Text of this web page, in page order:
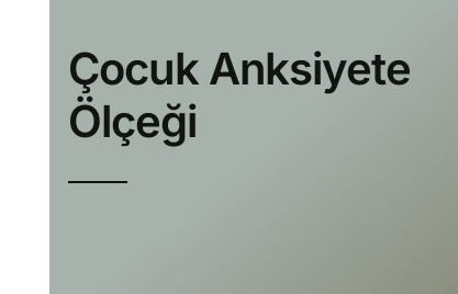
Çocuk Anksiyete
Ölçeği